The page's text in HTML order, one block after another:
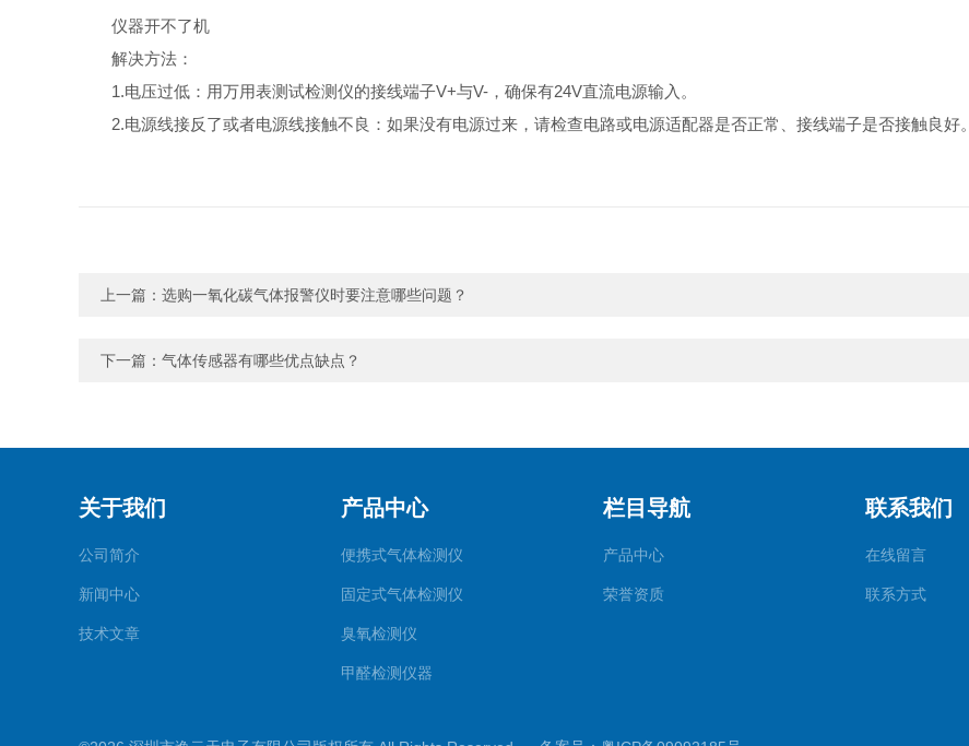
仪器开不了机
解决方法：
1.电压过低：用万用表测试检测仪的接线端子V+与V-，确保有24V直流电源输入。
2.电源线接反了或者电源线接触不良：如果没有电源过来，请检查电路或电源适配器是否正常、接线端子是否接触良好。
上一篇： 选购一氧化碳气体报警仪时要注意哪些问题？
下一篇： 气体传感器有哪些优点缺点？
关于我们
公司简介
新闻中心
技术文章
产品中心
便携式气体检测仪
固定式气体检测仪
臭氧检测仪
甲醛检测仪器
栏目导航
产品中心
荣誉资质
联系我们
在线留言
联系方式